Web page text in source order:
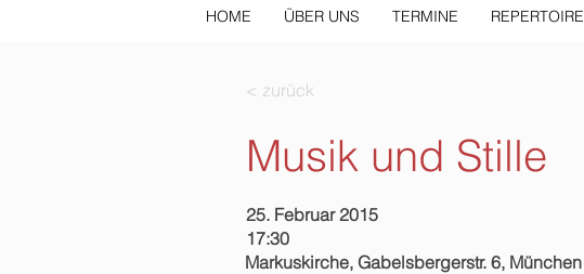
HOME ÜBER UNS TERMINE REPERTOIRE
< zurück
Musik und Stille
25. Februar 2015
17:30
Markuskirche, Gabelsbergerstr. 6, München